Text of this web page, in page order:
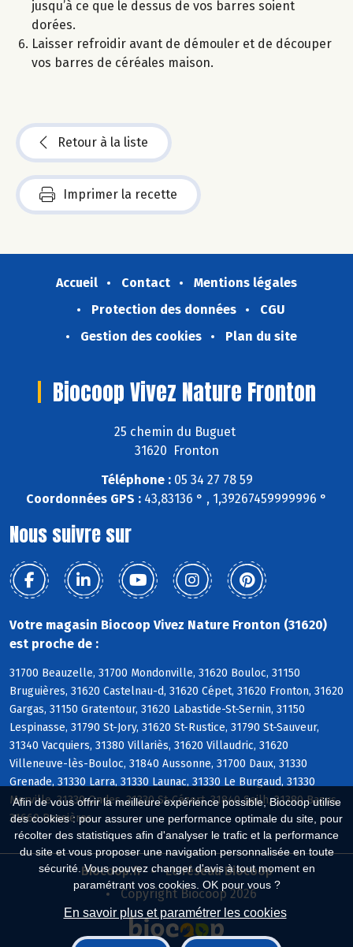
Afin de vous offrir la meilleure expérience possible, Biocoop utilise
des cookies : pour assurer une performance optimale du site, pour
récolter des statistiques afin d'analyser le trafic et la performance
du site et vous proposer une navigation personnalisée en toute
sécurité. Vous pouvez changer d'avis à tout moment en
paramétrant vos cookies. OK pour vous ?
En savoir plus et paramétrer les cookies
jusqu’à ce que le dessus de vos barres soient
dorées.
Laisser refroidir avant de démouler et de découper
vos barres de céréales maison.
Retour à la liste
Imprimer la recette
Accueil Contact
Mentions légales
Protection des données
CGU
Gestion des cookies
Plan du site
Biocoop Vivez Nature Fronton
25 chemin du Buguet
31620 Fronton
Téléphone :05 34 27 78 59
Coordonnées GPS : 43,83136 ° , 1,39267459999996 °
Nous suivre sur
Votre magasin Biocoop Vivez Nature Fronton (31620)
est proche de :
31700 Beauzelle, 31700 Mondonville, 31620 Bouloc, 31150
Bruguières, 31620 Castelnau-d, 31620 Cépet, 31620 Fronton, 31620
Gargas, 31150 Gratentour, 31620 Labastide-St-Sernin, 31150
Lespinasse, 31790 St-Jory, 31620 St-Rustice, 31790 St-Sauveur,
31340 Vacquiers, 31380 Villariès, 31620 Villaudric, 31620
Villeneuve-lès-Bouloc, 31840 Aussonne, 31700 Daux, 31330
Grenade, 31330 Larra, 31330 Launac, 31330 Le Burgaud, 31330
Merville, 31330 Ondes, 31330 St-Cézert, 31840 Seilh, 31380 Bazus,
31660 Bessières
Biocoop.fr
Le réseau Biocoop
Copyright Biocoop 2026